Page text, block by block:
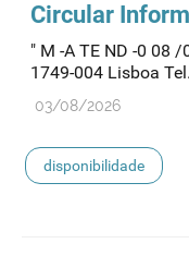
Circular
" M -A TE ND -0 08
1749-004 Lisboa
03/08/2026
disponibilidade